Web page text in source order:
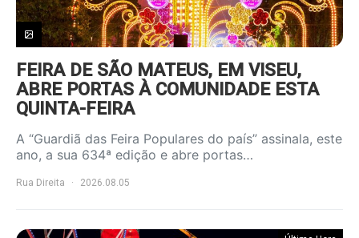
FEIRA DE SÃO MATEUS, EM VISEU,
ABRE PORTAS À COMUNIDADE ESTA
QUINTA-FEIRA
A “Guardiã das Feira Populares do país” assinala, este
ano, a sua 634ª edição e abre portas…
Rua Direita 2026.08.05